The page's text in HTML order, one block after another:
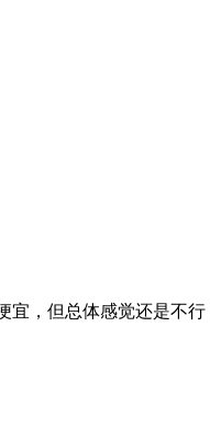
，但总体感觉还是不